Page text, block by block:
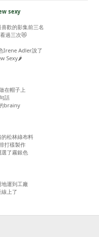
sexy
歡的影集前三名
過三次😻
Irene Adler說了
Sexy🌶
在帽子上
話
brainy
松林綠布料
打樣製作
了霧銀色
運到工廠
上了